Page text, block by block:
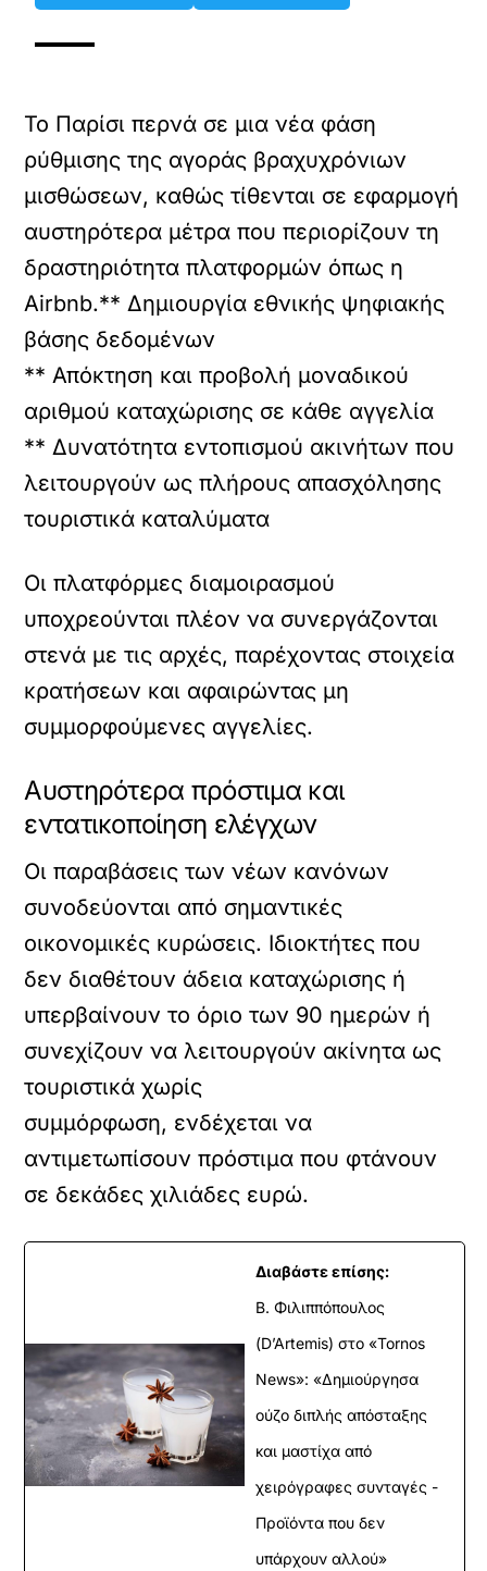
Το Παρίσι περνά σε μια νέα φάση
ρύθμισης της αγοράς βραχυχρόνιων
μισθώσεων, καθώς τίθενται σε εφαρμογή
αυστηρότερα μέτρα που περιορίζουν τη
δραστηριότητα πλατφορμών όπως η
Airbnb.** Δημιουργία εθνικής ψηφιακής
βάσης δεδομένων
** Απόκτηση και προβολή μοναδικού
αριθμού καταχώρισης σε κάθε αγγελία
** Δυνατότητα εντοπισμού ακινήτων που
λειτουργούν ως πλήρους απασχόλησης
τουριστικά καταλύματα
Οι πλατφόρμες διαμοιρασμού
υποχρεούνται πλέον να συνεργάζονται
στενά με τις αρχές, παρέχοντας στοιχεία
κρατήσεων και αφαιρώντας μη
συμμορφούμενες αγγελίες.
Αυστηρότερα πρόστιμα και
εντατικοποίηση ελέγχων
Οι παραβάσεις των νέων κανόνων
συνοδεύονται από σημαντικές
οικονομικές κυρώσεις. Ιδιοκτήτες που
δεν διαθέτουν άδεια καταχώρισης ή
υπερβαίνουν το όριο των 90 ημερών ή
συνεχίζουν να λειτουργούν ακίνητα ως
τουριστικά χωρίς
συμμόρφωση, ενδέχεται να
αντιμετωπίσουν πρόστιμα που φτάνουν
σε δεκάδες χιλιάδες ευρώ.
Διαβάστε επίσης:
Β. Φιλιππόπουλος
(D’Artemis) στο «Tornos
News»: «Δημιούργησα
ούζο διπλής απόσταξης
και μαστίχα από
χειρόγραφες συνταγές -
Προϊόντα που δεν
υπάρχουν αλλού»